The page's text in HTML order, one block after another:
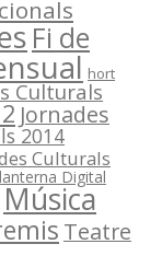
Fi de
hort
Culturals
Jornades
2014
Culturals
Digital
Música
Teatre